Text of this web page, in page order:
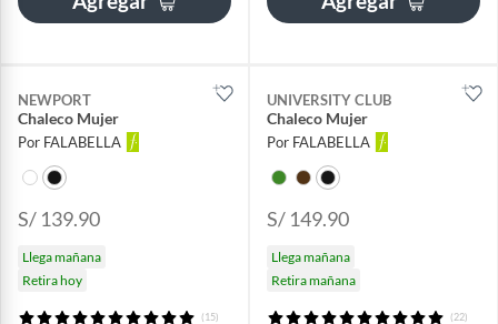
NEWPORT
Chaleco Mujer
Por FALABELLA
S/ 139.90
Llega mañana
Retira hoy
(15)
UNIVERSITY CLUB
Chaleco Mujer
Por FALABELLA
S/ 149.90
Llega mañana
Retira mañana
(22)